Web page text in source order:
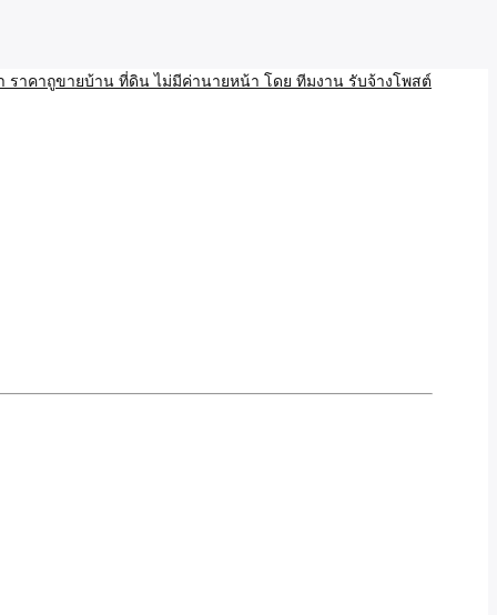
และAI โพสต์บ้านที่ดิน
สอสังหา ราคาถูขายบ้าน
ขายที่ดิน เว็บประกาศ โพส โฆษณา ลงประกาศฟรี